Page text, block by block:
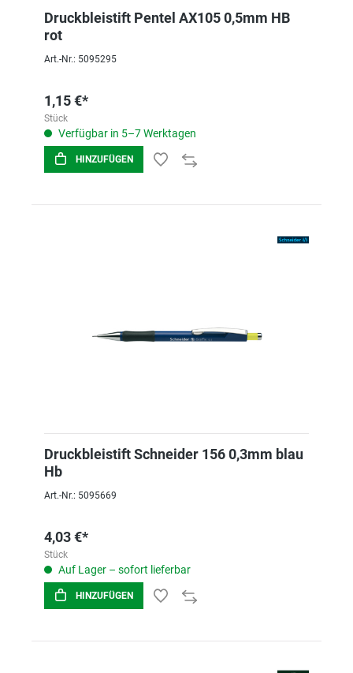
Druckbleistift Pentel AX105 0,5mm HB
rot
Art.-Nr.: 5095295
1,15 €*
Stück
Verfügbar in 5–7 Werktagen
HINZUFÜGEN
Druckbleistift Schneider 156 0,3mm blau
Hb
Art.-Nr.: 5095669
4,03 €*
Stück
Auf Lager – sofort lieferbar
HINZUFÜGEN